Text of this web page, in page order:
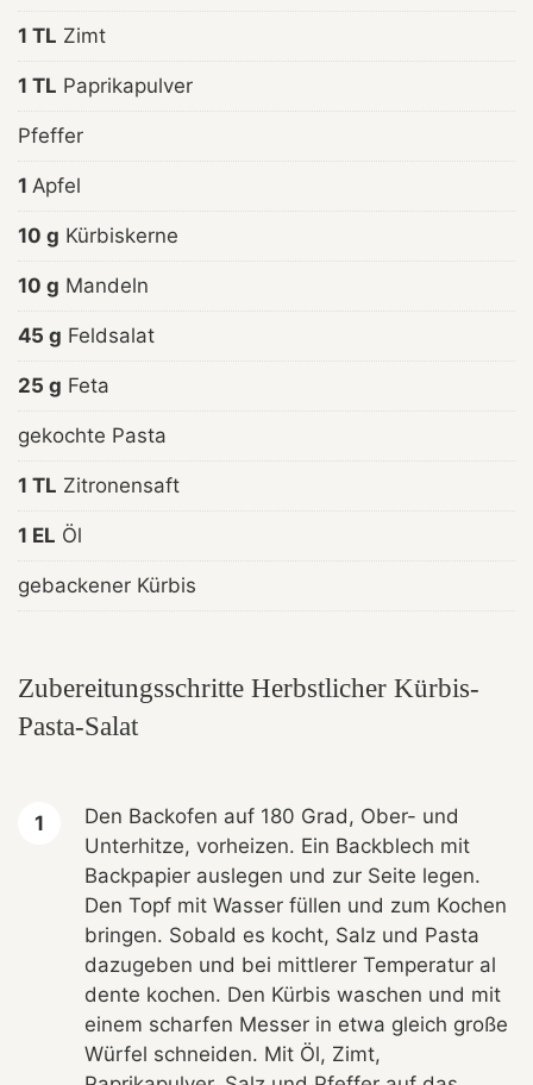
1 TL Zimt
1 TL Paprikapulver
Pfeffer
1 Apfel
10 g Kürbiskerne
10 g Mandeln
45 g Feldsalat
25 g Feta
gekochte Pasta
1 TL Zitronensaft
1 EL Öl
gebackener Kürbis
Zubereitungsschritte Herbstlicher Kürbis-
Pasta-Salat
Den Backofen auf 180 Grad, Ober- und
Unterhitze, vorheizen. Ein Backblech mit
Backpapier auslegen und zur Seite legen.
Den Topf mit Wasser füllen und zum Kochen
bringen. Sobald es kocht, Salz und Pasta
dazugeben und bei mittlerer Temperatur al
dente kochen. Den Kürbis waschen und mit
einem scharfen Messer in etwa gleich große
Würfel schneiden. Mit Öl, Zimt,